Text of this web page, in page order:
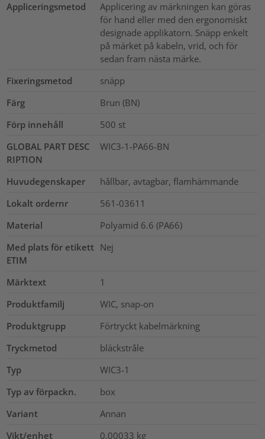
Appliceringsmetod
Applicering av märkningen kan göras
för hand eller med den ergonomiskt
designade applikatorn. Snäpp enkelt
på märket på kabeln, vrid, och för
sedan fram nästa märke.
Fixeringsmetod
snäpp
Färg
Brun (BN)
Förp innehåll
500 st
GLOBAL PART DESC
RIPTION
WIC3-1-PA66-BN
Huvudegenskaper
hållbar, avtagbar, flamhämmande
Lokalt ordernr
561-03611
Material
Polyamid 6.6 (PA66)
Med plats för etikett
ETIM
Nej
Märktext
1
Produktfamilj
WIC, snap-on
Produktgrupp
Förtryckt kabelmärkning
Tryckmetod
bläckstråle
Typ
WIC3-1
Typ av förpackn.
box
Variant
Annan
Vikt/enhet
0.00033 kg